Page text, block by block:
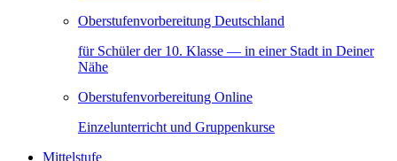
Oberstufenvorbereitung Deutschland
für Schüler der 10. Klasse — in einer Stadt in Deiner
Nähe
Oberstufenvorbereitung Online
Einzelunterricht und Gruppenkurse
Mittelstufe